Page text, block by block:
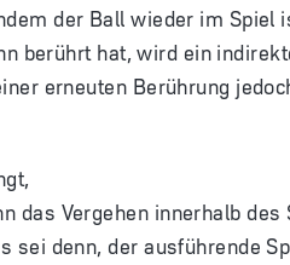
der Ball wieder im Spiel
berührt hat, wird ein
erneuten Berührung
das Vergehen innerhalb
sei denn, der ausführende